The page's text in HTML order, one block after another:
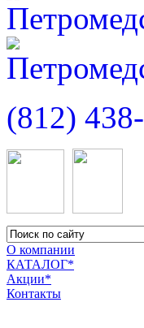
(812)
О компании
КАТАЛОГ*
Акции*
Контакты